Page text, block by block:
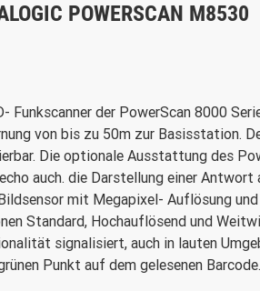
POWERSCAN M8530
Funkscanner der PowerScan 8000
von bis zu 50m zur Basisstation.
Die optionale Ausstattung des
auch. die Darstellung einer
mit Megapixel- Auflösung
Standard, Hochauflösend und
signalisiert, auch in lauten
Punkt auf dem gelesenen